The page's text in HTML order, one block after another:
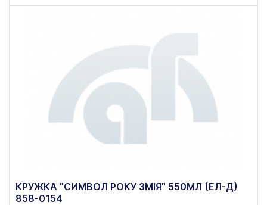
КРУЖКА "СИМВОЛ РОКУ ЗМІЯ" 550МЛ (ЕЛ-Д)
858-0154